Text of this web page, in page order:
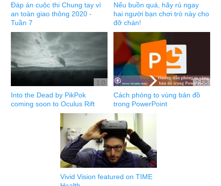
Đáp án cuộc thi Chung tay vì
an toàn giao thông 2020 -
Tuần 7
Nếu buồn quá, hãy rủ ngay
hai người bạn chơi trò này cho
đỡ chán!
1:0
Into the Dead by PikPok
coming soon to Oculus Rift
2:58
Cách phóng to vùng bản đồ
trong PowerPoint
Vivid Vision featured on TIME